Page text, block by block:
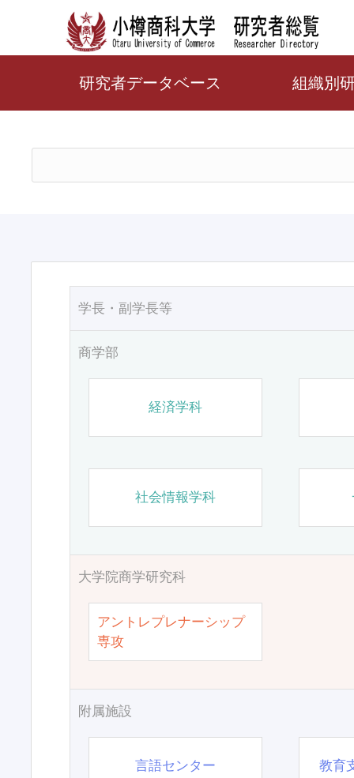
研究者データベース 組織別
学長・副学長等
商学部
経済学科
社会情報学科
大学院商学研究科
アントレプレナーシップ
専攻
附属施設
言語センター 教育